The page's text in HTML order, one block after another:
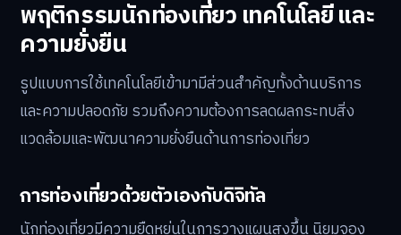
พฤติกรรมนักท่องเที่ยว เทคโนโลยี และ
ความยั่งยืน
รูปแบบการใช้เทคโนโลยีเข้ามามีส่วนสำคัญทั้งด้านบริการ
และความปลอดภัย รวมถึงความต้องการลดผลกระทบสิ่ง
แวดล้อมและพัฒนาความยั่งยืนด้านการท่องเที่ยว
การท่องเที่ยวด้วยตัวเองกับดิจิทัล
นักท่องเที่ยวมีความยืดหยุ่นในการวางแผนสูงขึ้น นิยมจอง